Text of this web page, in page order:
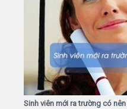
Sinh viên mới ra trường có